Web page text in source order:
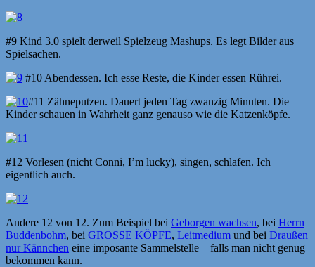
#9 Kind 3.0 spielt derweil Spielzeug Mashups. Es legt Bilder aus
Spielsachen.
#10 Abendessen. Ich esse Reste, die Kinder essen Rührei.
#11 Zähneputzen. Dauert jeden Tag zwanzig Minuten. Die
Kinder schauen in Wahrheit ganz genauso wie die Katzenköpfe.
#12 Vorlesen (nicht Conni, I’m lucky), singen, schlafen. Ich
eigentlich auch.
Andere 12 von 12. Zum Beispiel bei Geborgen wachsen, bei Herrn
Buddenbohm, bei GROSSE KÖPFE, Leitmedium und bei Draußen
nur Kännchen eine imposante Sammelstelle – falls man nicht genug
bekommen kann.